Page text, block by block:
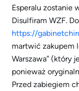
Esperalu zostanie
Disulfiram WZF.
https://
martwić zakupem
Warszawa” (który
ponieważ
Przed zabiegiem